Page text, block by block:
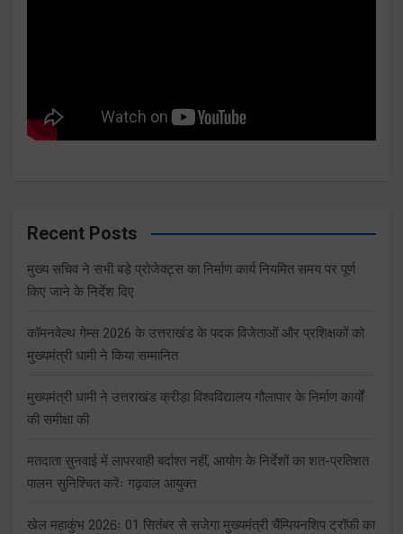
Recent Posts
मुख्य सचिव ने सभी बड़े प्रोजेक्ट्स का निर्माण कार्य नियमित समय पर पूर्ण
किए जाने के निर्देश दिए
कॉमनवेल्थ गेम्स 2026 के उत्तराखंड के पदक विजेताओं और प्रशिक्षकों को
मुख्यमंत्री धामी ने किया सम्मानित
मुख्यमंत्री धामी ने उत्तराखंड क्रीड़ा विश्वविद्यालय गौलापार के निर्माण कार्यों
की समीक्षा की
मतदाता सुनवाई में लापरवाही बर्दाश्त नहीं, आयोग के निर्देशों का शत-प्रतिशत
पालन सुनिश्चित करेंः गढ़वाल आयुक्त
खेल महाकुंभ 2026ः 01 सितंबर से सजेगा मुख्यमंत्री चैंम्पियनशिप ट्रॉफी का